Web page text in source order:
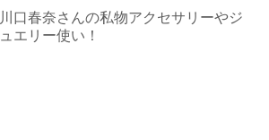
川口春奈さんの私物アクセサリーやジ
ュエリー使い！